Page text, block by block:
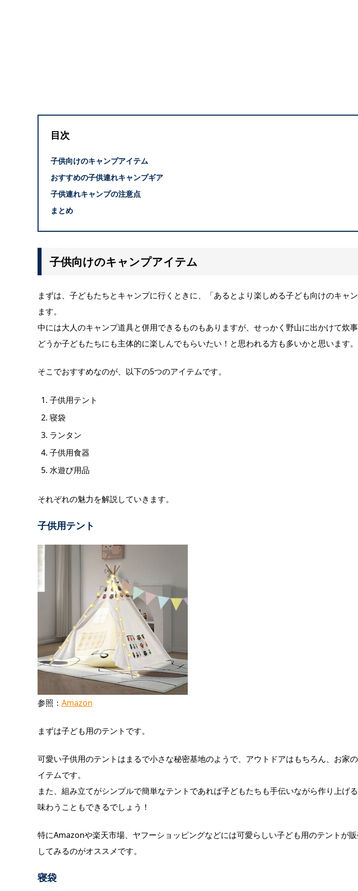
目次
子供向けのキャンプアイテム
おすすめの子供連れキャンプギア
子供連れキャンプの注意点
まとめ
子供向けのキャンプアイテム
まずは、子どもたちとキャンプに行くときに、「あるとより楽しめる子ども向けのキャ
ます。
中には大人のキャンプ道具と併用できるものもありますが、せっかく野山に出かけて炊事
どうか子どもたちにも主体的に楽しんでもらいたい！と思われる方も多いかと思います。
そこでおすすめなのが、以下の5つのアイテムです。
子供用テント
寝袋
ランタン
子供用食器
水遊び用品
それぞれの魅力を解説していきます。
子供用テント
参照： Amazon
まずは子ども用のテントです。
可愛い子供用のテントはまるで小さな秘密基地のようで、アウトドアはもちろん、お家
イテムです。
また、組み立てがシンプルで簡単なテントであれば子どもたちも手伝いながら作り上げ
味わうこともできるでしょう！
特にAmazonや楽天市場、ヤフーショッピングなどには可愛らしい子ども用のテントが
してみるのがオススメです。
寝袋